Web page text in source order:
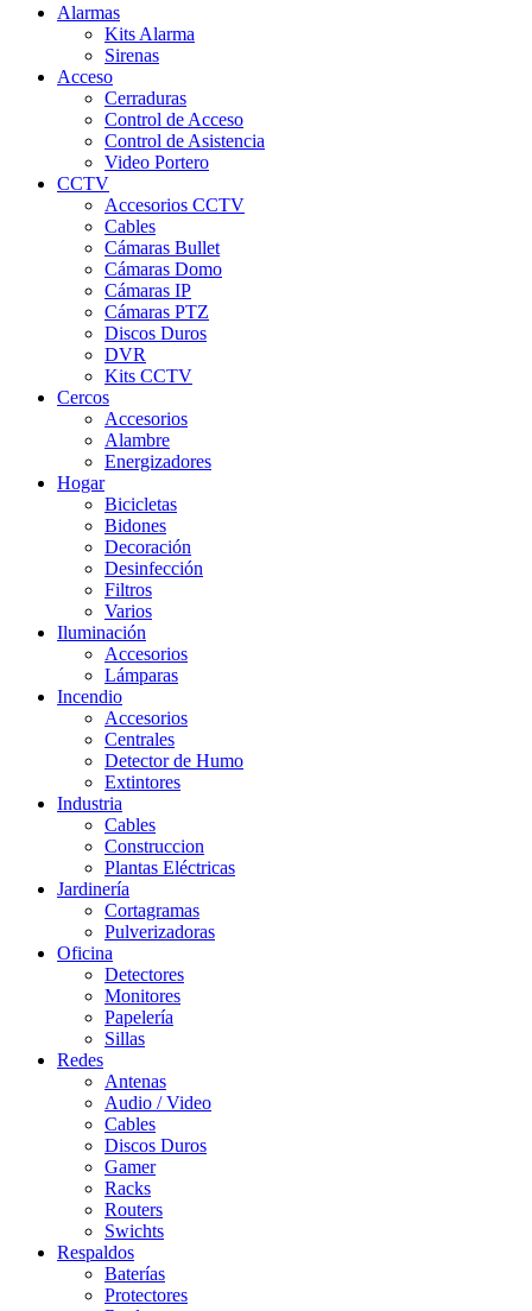
Alarmas
Kits Alarma
Sirenas
Acceso
Cerraduras
Control de Acceso
Control de Asistencia
Video Portero
CCTV
Accesorios CCTV
Cables
Cámaras Bullet
Cámaras Domo
Cámaras IP
Cámaras PTZ
Discos Duros
DVR
Kits CCTV
Cercos
Accesorios
Alambre
Energizadores
Hogar
Bicicletas
Bidones
Decoración
Desinfección
Filtros
Varios
Iluminación
Accesorios
Lámparas
Incendio
Accesorios
Centrales
Detector de Humo
Extintores
Industria
Cables
Construccion
Plantas Eléctricas
Jardinería
Cortagramas
Pulverizadoras
Oficina
Detectores
Monitores
Papelería
Sillas
Redes
Antenas
Audio / Video
Cables
Discos Duros
Gamer
Racks
Routers
Swichts
Respaldos
Baterías
Protectores